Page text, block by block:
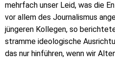
mehrfach unser Leid, was die
vor allem des Journalismus
jüngeren Kollegen, so
stramme ideologische
das nur hinführen, wenn wir